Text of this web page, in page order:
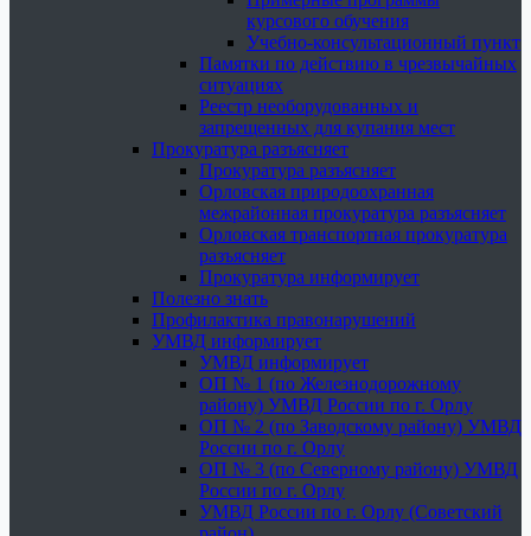
курсового обучения
Учебно-консультационный пункт
Памятки по действию в чрезвычайных
ситуациях
Реестр необорудованных и
запрещенных для купания мест
Прокуратура разъясняет
Прокуратура разъясняет
Орловская природоохранная
межрайонная прокуратура разъясняет
Орловская транспортная прокуратура
разъясняет
Прокуратура информирует
Полезно знать
Профилактика правонарушений
УМВД информирует
УМВД информирует
ОП № 1 (по Железнодорожному
району) УМВД России по г. Орлу
ОП № 2 (по Заводскому району) УМВД
России по г. Орлу
ОП № 3 (по Северному району) УМВД
России по г. Орлу
УМВД России по г. Орлу (Советский